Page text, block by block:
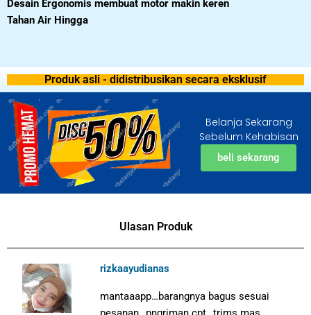
Desain Ergonomis membuat motor makin keren
Tahan Air Hingga
Produk asli - didistribusikan secara eksklusif
Belanja Sekarang
Sebelum Kehabisan
beli sekarang
Ulasan Produk
rizkaayudianas
mantaaapp…barangnya bagus sesuai